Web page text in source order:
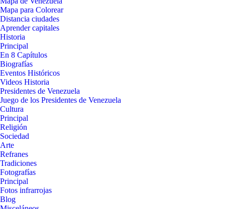
Mapa para Colorear
Distancia ciudades
Aprender capitales
Historia
Principal
En 8 Capítulos
Biografías
Eventos Históricos
Videos Historia
Presidentes de Venezuela
Juego de los Presidentes de Venezuela
Cultura
Principal
Religión
Sociedad
Arte
Refranes
Tradiciones
Fotografías
Principal
Fotos infrarrojas
Blog